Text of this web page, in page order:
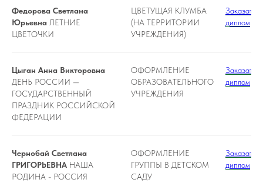
Федорова Светлана
Юрьевна ЛЕТНИЕ
ЦВЕТОЧКИ
ЦВЕТУЩАЯ КЛУМБА
(НА ТЕРРИТОРИИ
УЧРЕЖДЕНИЯ)
Заказать
диплом
Цыган Анна Викторовна
ДЕНЬ РОССИИ —
ГОСУДАРСТВЕННЫЙ
ПРАЗДНИК РОССИЙСКОЙ
ФЕДЕРАЦИИ
ОФОРМЛЕНИЕ
ОБРАЗОВАТЕЛЬНОГО
УЧРЕЖДЕНИЯ
Заказать
диплом
Чернобай Светлана
ГРИГОРЬЕВНА НАША
РОДИНА - РОССИЯ
ОФОРМЛЕНИЕ
ГРУППЫ В ДЕТСКОМ
САДУ
Заказать
диплом